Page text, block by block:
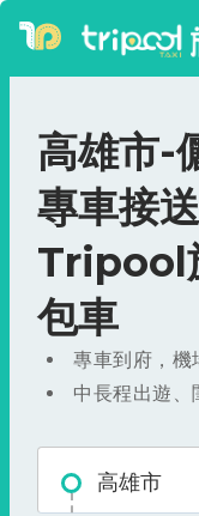
高雄市-
專車接
Tripool
包車
專車到府，機
中長程出遊、
高雄市